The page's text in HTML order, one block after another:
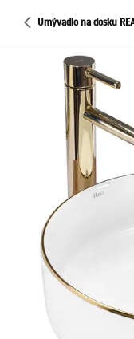
Umývadlo na dosku